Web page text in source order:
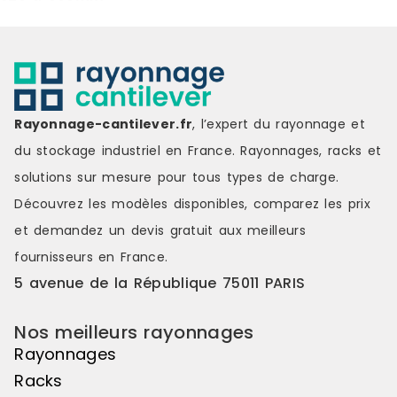
garantit une maniabilité
fiabilitéFabriqué par Rubbermaid,
une marque de référence dans le
domaine du matériel de cuisine
professionnel, ce chariot est conçu
pour durer. Sa durabilité et sa
robustesse en font un équipement
de confiance qui résistera aux
rigueurs de la cuisine
professionnelle, assurant ainsi une
utilisation continue et
intensive.AvantagesPolyvalence :
rangement au transport.Facilité
manœuvrer dans tous les
espaces.Durabilité : Fabriqué en
polyéthylène pour une résistance
Rayonnage-cantilever.fr, l’expert du rayonnage et
du stockage industriel en France. Rayonnages, racks et
solutions sur mesure pour tous types de charge.
Découvrez les modèles disponibles, comparez les prix
et demandez un devis gratuit aux meilleurs
fournisseurs en France.
5 avenue de la République 75011 PARIS
Nos meilleurs rayonnages
Rayonnages
Racks